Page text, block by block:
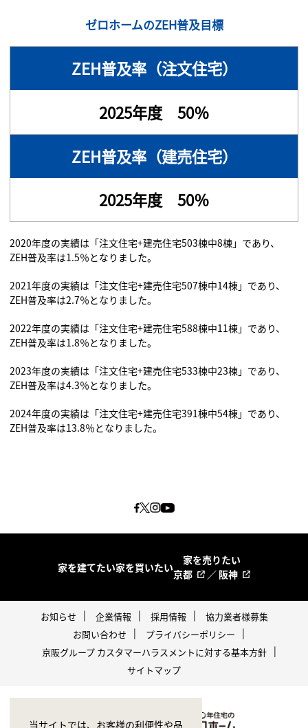
ゼロホームのZEH普及目標
ZEH普及率（注文住宅）
2025年度 50％
ZEH普及率（建売住宅）
2025年度 50％
2020年度の実績は「注文住宅+建売住宅503棟中8棟」であり、
ZEH普及率は1.5％となりました。
2021年度の実績は「注文住宅+建売住宅507棟中14棟」であり、
ZEH普及率は2.7％となりました。
2022年度の実績は「注文住宅+建売住宅588棟中11棟」であり、
ZEH普及率は1.8％となりました。
2023年度の実績は「注文住宅+建売住宅533棟中23棟」であり、
ZEH普及率は4.3％となりました。
2024年度の実績は「注文住宅+建売住宅391棟中54棟」であり、
ZEH普及率は13.8％となりました。
家を建てたい家を買いたい
家を売りたい
京都
／ 阪神
お知らせ 企業情報 採用情報
協力業者様募集
お問い合わせ
プライバシーポリシー
京阪グループ カスタマーハラスメントに対する基本方針
サイトマップ
当サイトでは、お客様の利便性や品